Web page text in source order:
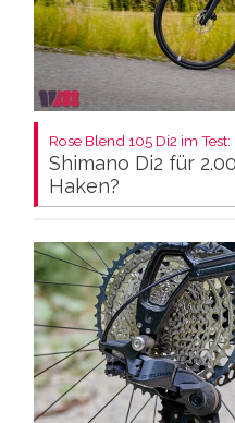
Rose Blend 105 Di2 im Test:
Shimano Di2 für
Haken?